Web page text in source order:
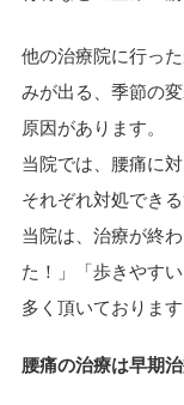
他の治療院に行っ
みが出る、季節の
原因があります。
当院では、腰痛に
それぞれ対処でき
当院は、治療が終
た！」「歩きやす
多く頂いております
腰痛の治療は早期